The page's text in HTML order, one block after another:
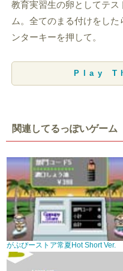
教育実習生の卵としてテ
ム。全てのまる付けをし
ンターキーを押して。
Play
関連してるっぽいゲーム
がぷぴーストア常夏Hot Short Ver.